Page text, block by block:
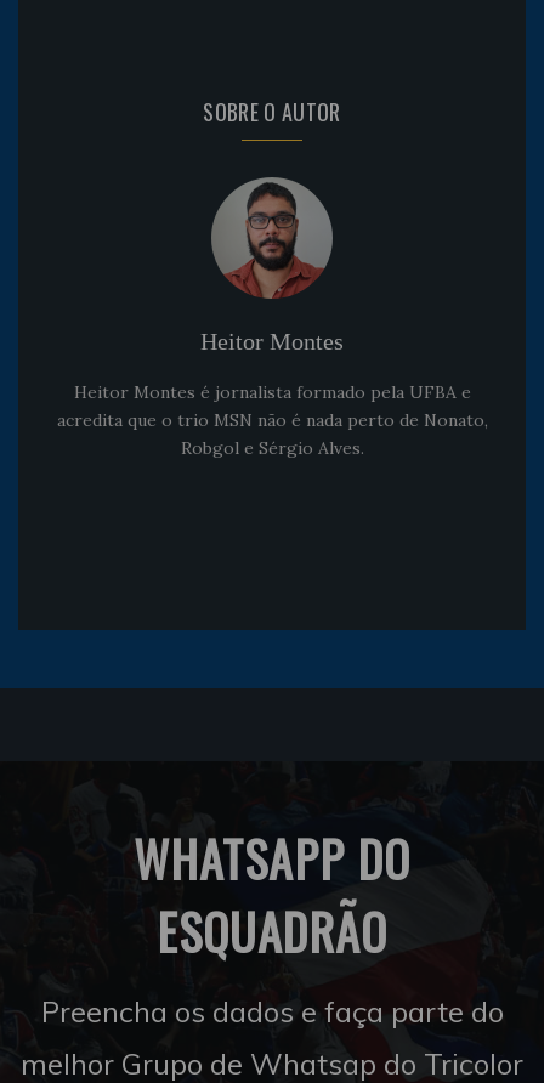
SOBRE O AUTOR
Heitor Montes
Heitor Montes é jornalista formado pela UFBA e
acredita que o trio MSN não é nada perto de Nonato,
Robgol e Sérgio Alves.
WHATSAPP DO
ESQUADRÃO
Preencha os dados e faça parte do
melhor Grupo de Whatsap do Tricolor